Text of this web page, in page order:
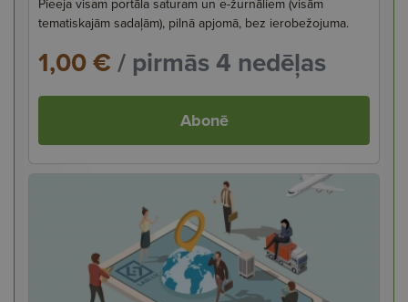
Pieeja visam portāla saturam un e-žurnāliem (visām
tematiskajām sadaļām), pilnā apjomā, bez ierobežojuma.
1,00 € / pirmās 4 nedēļas
Abonē